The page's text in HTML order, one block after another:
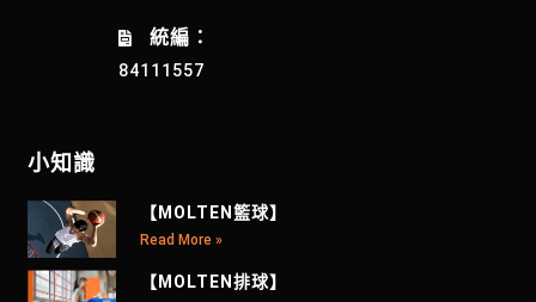
統編：
84111557
小知識
【MOLTEN籃球】
Read More »
【MOLTEN排球】